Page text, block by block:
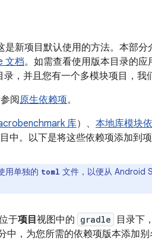
新项目默认使用的方法。本部分
文档。如需查看使用版本目录的应
，并且您有一个多模块项目，我
阅原生依赖项。
库）、 本地库模块
中。以下是将这些依赖项添加到
用单独的 toml 文件，以便从 Android
于项目 视图中的 gradle 目录下
中，为您所需的依赖项版本添加别